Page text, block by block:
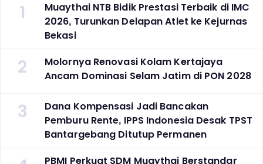
1
Muaythai NTB Bidik Prestasi Terbaik di IMC
2026, Turunkan Delapan Atlet ke Kejurnas
Bekasi
2
Molornya Renovasi Kolam Kertajaya
Ancam Dominasi Selam Jatim di PON 2028
3
Dana Kompensasi Jadi Bancakan
Pemburu Rente, IPPS Indonesia Desak TPST
Bantargebang Ditutup Permanen
PBMI Perkuat SDM Muaythai Berstandar